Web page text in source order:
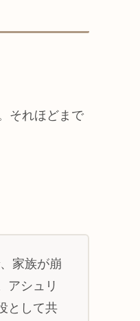
それほどまで
家族が崩
アシュリ
として共